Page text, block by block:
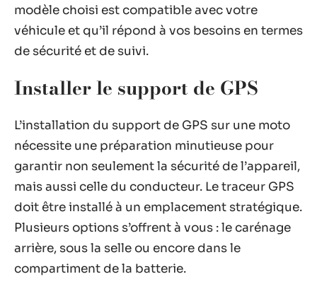
modèle choisi est compatible avec votre
véhicule et qu’il répond à vos besoins en termes
de sécurité et de suivi.
Installer le support de GPS
L’installation du support de GPS sur une moto
nécessite une préparation minutieuse pour
garantir non seulement la sécurité de l’appareil,
mais aussi celle du conducteur. Le traceur GPS
doit être installé à un emplacement stratégique.
Plusieurs options s’offrent à vous : le carénage
arrière, sous la selle ou encore dans le
compartiment de la batterie.